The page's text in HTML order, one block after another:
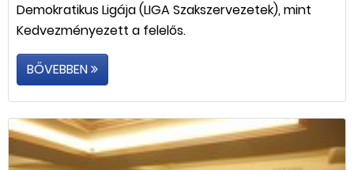
Demokratikus Ligája (LIGA Szakszervezetek), mint
Kedvezményezett a felelős.
BŐVEBBEN